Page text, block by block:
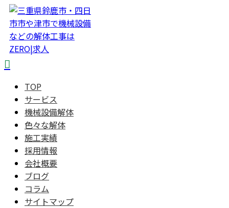
TOP
サービス
機械設備解体
色々な解体
施工実績
採用情報
会社概要
ブログ
コラム
サイトマップ